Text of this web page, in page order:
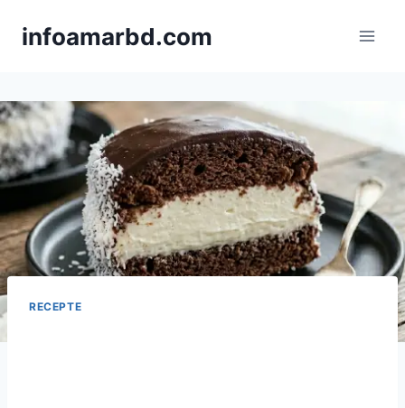
infoamarbd.com
RECEPTE